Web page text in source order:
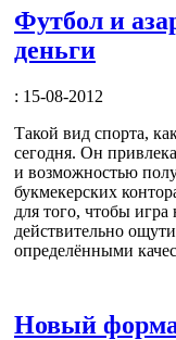
Футбол и
деньги
: 15-08-2012
Такой вид спорта,
сегодня. Он
и возможностью
букмекерских
для того, чтобы игра
действительно
определёнными
Новый